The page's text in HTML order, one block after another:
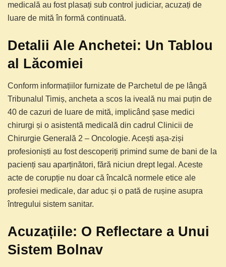
medicală au fost plasați sub control judiciar, acuzați de
luare de mită în formă continuată.
Detalii Ale Anchetei: Un Tablou
al Lăcomiei
Conform informațiilor furnizate de Parchetul de pe lângă
Tribunalul Timiș, ancheta a scos la iveală nu mai puțin de
40 de cazuri de luare de mită, implicând șase medici
chirurgi și o asistentă medicală din cadrul Clinicii de
Chirurgie Generală 2 – Oncologie. Acești așa-ziși
profesioniști au fost descoperiți primind sume de bani de la
pacienți sau aparținători, fără niciun drept legal. Aceste
acte de corupție nu doar că încalcă normele etice ale
profesiei medicale, dar aduc și o pată de rușine asupra
întregului sistem sanitar.
Acuzațiile: O Reflectare a Unui
Sistem Bolnav